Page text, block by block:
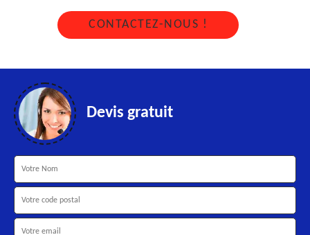
CONTACTEZ-NOUS !
Devis gratuit